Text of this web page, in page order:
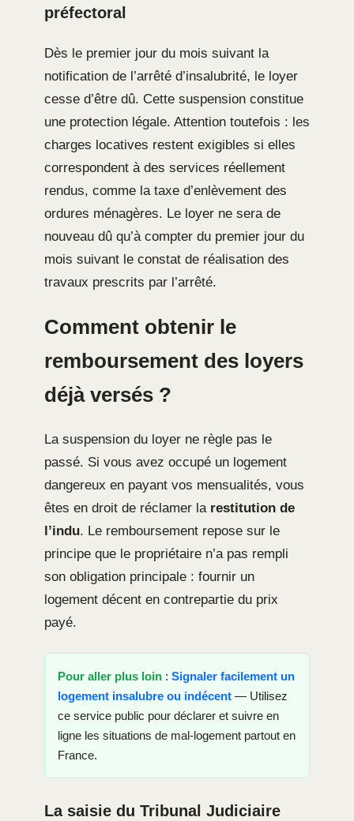
préfectoral
Dès le premier jour du mois suivant la
notification de l’arrêté d’insalubrité, le loyer
cesse d’être dû. Cette suspension constitue
une protection légale. Attention toutefois : les
charges locatives restent exigibles si elles
correspondent à des services réellement
rendus, comme la taxe d’enlèvement des
ordures ménagères. Le loyer ne sera de
nouveau dû qu’à compter du premier jour du
mois suivant le constat de réalisation des
travaux prescrits par l’arrêté.
Comment obtenir le
remboursement des loyers
déjà versés ?
La suspension du loyer ne règle pas le
passé. Si vous avez occupé un logement
dangereux en payant vos mensualités, vous
êtes en droit de réclamer la restitution de
l’indu. Le remboursement repose sur le
principe que le propriétaire n’a pas rempli
son obligation principale : fournir un
logement décent en contrepartie du prix
payé.
Pour aller plus loin : Signaler facilement un
logement insalubre ou indécent — Utilisez
ce service public pour déclarer et suivre en
ligne les situations de mal-logement partout en
France.
La saisie du Tribunal Judiciaire